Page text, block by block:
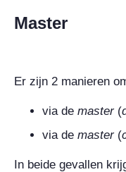
Master
Er zijn 2 manieren
via de master (
via de master (
In beide gevallen